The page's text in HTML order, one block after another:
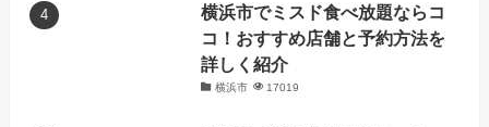
横浜市でミスド食べ放題ならコ
コ！おすすめ店舗と予約方法を
詳しく紹介
横浜市 17019